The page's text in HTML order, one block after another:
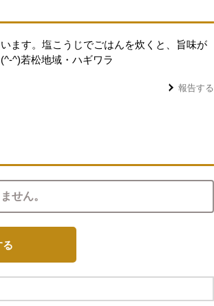
ます。塩こうじでごはんを炊くと、旨味が
^)若松地域・ハギワラ
報告する
せん。
る